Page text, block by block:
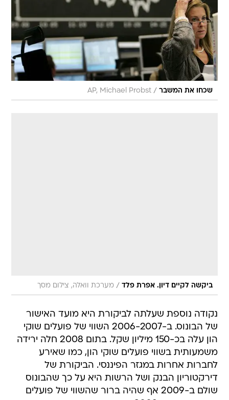
שכחו את המשבר /
AP, Michael Probst
ביקשה לקיים דיון. אפרת פלד / מערכת וואלה, צילום מסך
נקודה נוספת שעלתה לביקורת היא מועד האישור
של הבונוס. ב-2006-2007 השווי של פועלים שוקי
הון עלה בכ-150 מיליון שקל. בתום 2008 חלה ירידה
משמעותית בשווי פועלים שוקי הון, כמו שאירע
לחברות אחרות במגזר הפיננסי. הביקורת של
דירקטוריון הבנק ושל הרשות היא על כך שהבונוס
שולם ב-2009 אף שהיה ברור שהשווי של פועלים